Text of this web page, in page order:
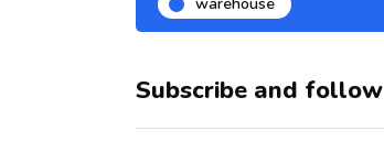
Subscribe and follow